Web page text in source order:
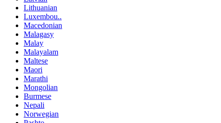
Lithuanian
Luxembou..
Macedonian
Malagasy
Malay
Malayalam
Maltese
Maori
Marathi
Mongolian
Burmese
Nepali
Norwegian